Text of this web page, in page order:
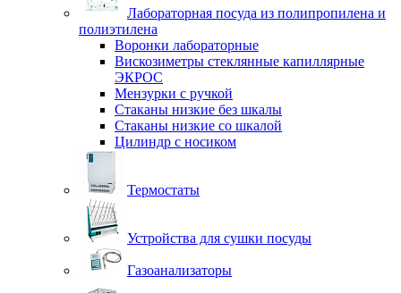
Лабораторная посуда из полипропилена и
полиэтилена
Воронки лабораторные
Вискозиметры стеклянные капиллярные
ЭКРОС
Мензурки с ручкой
Стаканы низкие без шкалы
Стаканы низкие со шкалой
Цилиндр с носиком
Термостаты
Устройства для сушки посуды
Газоанализаторы